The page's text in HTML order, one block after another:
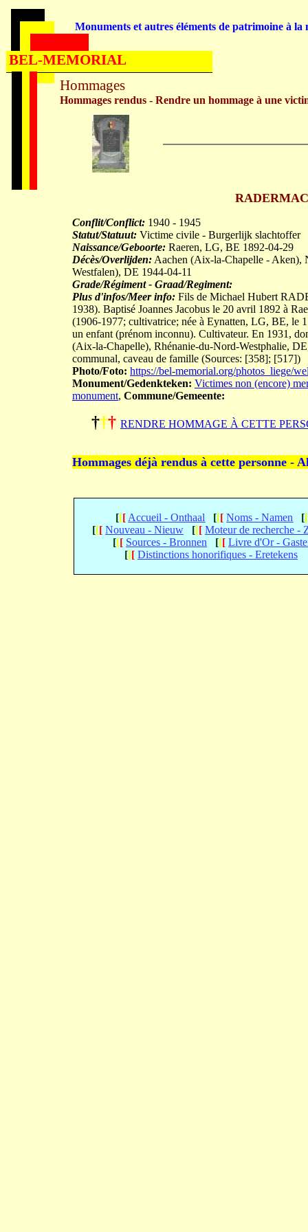
Conflit/Conflict: 1940 - 1945
Statut/Statuut: Victime civile - Burgerlijk slachtoffer
Naissance/Geboorte: Raeren, LG, BE 1892-04-29
Décès/Overlijden: Aachen (Aix-la-Chapelle - Aken),
Westfalen), DE 1944-04-11
Grade/Régiment - Graad/Regiment:
Plus d'infos/Meer info: Fils de Michael Hubert
1938). Baptisé Joannes Jacobus le 20 avril 1892 à
(1906-1977; cultivatrice; née à Eynatten, LG, BE, le
un enfant (prénom inconnu). Cultivateur. En 1931,
(Aix-la-Chapelle), Rhénanie-du-Nord-Westphalie,
communal, caveau de famille (Sources: [358]; [517])
Photo/Foto: https://bel-memorial.org/photos_liege/
Monument/Gedenkteken: Victimes non (encore)
monument, Commune/Gemeente:
††† RENDRE HOMMAGE À CETTE
Hommages déjà rendus à cette personne -
[[[ Accueil - Onthaal [[[ Noms - Namen [[
[[[ Nouveau - Nieuw [[[ Moteur de recherche -
[[[ Sources - Bronnen [[[ Livre d'Or -
[[[ Distinctions honorifiques - Eretekens
Hommages
Hommages rendus - Rendre un hommage à une
Monuments et autres éléments de patrimoine à la
BEL-MEMORIAL